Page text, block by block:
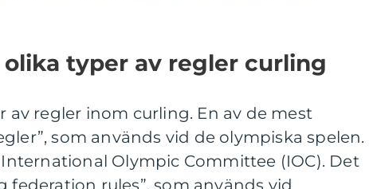
typer av regler curling
av regler inom curling. En av de mest
som används vid de olympiska spelen.
Olympic Committee (IOC). Det